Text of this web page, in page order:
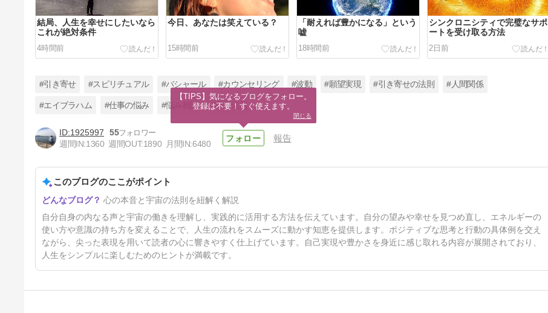
結局、人生を幸せにしたいなら
これが絶対条件
4時間前
今日、あなたは笑えている？
15時間前
「耐えれば豊かになる」という
嘘
18時間前
シンクロニシティで完璧なサポ
ートを受け取る方法
2日前
【宇宙法則】あなたは存在し続
ける
#引き寄せ #スピリチュアル #バシャール #カウンセリング #波動 #願望実現 #引き寄せの法則 #人間関係
#エイブラハム #仕事の悩み #悩み相談 #宇宙法則
1925997
55
週間IN:1360 週間OUT:1890 月間IN:6480
報告
このブログのここがポイント
心の本音と宇宙の法則を紐解く解説
自分自身の内なる声と宇宙の働きを理解し、実践的に活用する方法を伝えています。自分の望みや幸せを見つめ直し、エネルギーの
使い方や意識の持ち方を変えることで、人生の流れをスムーズに動かす知恵を提供します。ポジティブな思考と行動の具体例を交え
ながら、尖った表現を用いて読者の心に響きやすく仕上げています。自己実現や豊かさを身近に感じ取れる内容が展開されており、
人生をシンプルに楽しむためのヒントが満載です。
【TIPS】気になるブログをフォロー。
登録は不要！すぐ使えます。
閉じる